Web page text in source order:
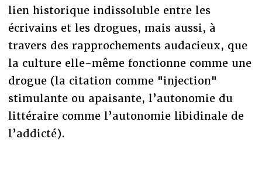
lien historique indissoluble entre les
écrivains et les drogues, mais aussi, à
travers des rapprochements audacieux, que
la culture elle-même fonctionne comme une
drogue (la citation comme "injection"
stimulante ou apaisante, l’autonomie du
littéraire comme l’autonomie libidinale de
l’addicté).